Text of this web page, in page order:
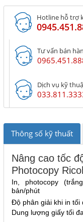
Hotline hỗ trợ
Tư vấn bán
Dịch vụ kỹ
Thông số kỹ thuất
Nâng cao tốc
Photocopy
In, photocopy
bản/phút
Độ phân giải khi in tối
Dung lượng giấy tối